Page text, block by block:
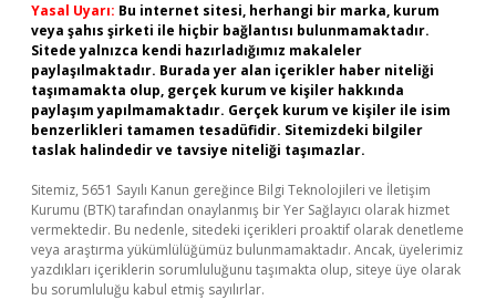
Yasal Uyarı: Bu internet sitesi, herhangi bir marka, kurum
veya şahıs şirketi ile hiçbir bağlantısı bulunmamaktadır.
Sitede yalnızca kendi hazırladığımız makaleler
paylaşılmaktadır. Burada yer alan içerikler haber niteliği
taşımamakta olup, gerçek kurum ve kişiler hakkında
paylaşım yapılmamaktadır. Gerçek kurum ve kişiler ile isim
benzerlikleri tamamen tesadüfidir. Sitemizdeki bilgiler
taslak halindedir ve tavsiye niteliği taşımazlar.
Sitemiz, 5651 Sayılı Kanun gereğince Bilgi Teknolojileri ve İletişim
Kurumu (BTK) tarafından onaylanmış bir Yer Sağlayıcı olarak hizmet
vermektedir. Bu nedenle, sitedeki içerikleri proaktif olarak denetleme
veya araştırma yükümlülüğümüz bulunmamaktadır. Ancak, üyelerimiz
yazdıkları içeriklerin sorumluluğunu taşımakta olup, siteye üye olarak
bu sorumluluğu kabul etmiş sayılırlar.